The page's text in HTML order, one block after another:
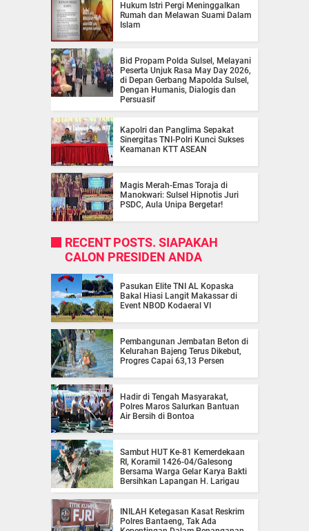
Hukum Istri Pergi Meninggalkan
Rumah dan Melawan Suami Dalam
Islam
Bid Propam Polda Sulsel, Melayani
Peserta Unjuk Rasa May Day 2026,
di Depan Gerbang Mapolda Sulsel,
Dengan Humanis, Dialogis dan
Persuasif
Kapolri dan Panglima Sepakat
Sinergitas TNI-Polri Kunci Sukses
Keamanan KTT ASEAN
Magis Merah-Emas Toraja di
Manokwari: Sulsel Hipnotis Juri
PSDC, Aula Unipa Bergetar!
RECENT POSTS. SIAPAKAH
CALON PRESIDEN ANDA
Pasukan Elite TNI AL Kopaska
Bakal Hiasi Langit Makassar di
Event NBOD Kodaeral VI
Pembangunan Jembatan Beton di
Kelurahan Bajeng Terus Dikebut,
Progres Capai 63,13 Persen
Hadir di Tengah Masyarakat,
Polres Maros Salurkan Bantuan
Air Bersih di Bontoa
Sambut HUT Ke-81 Kemerdekaan
RI, Koramil 1426-04/Galesong
Bersama Warga Gelar Karya Bakti
Bersihkan Lapangan H. Larigau
INILAH Ketegasan Kasat Reskrim
Polres Bantaeng, Tak Ada